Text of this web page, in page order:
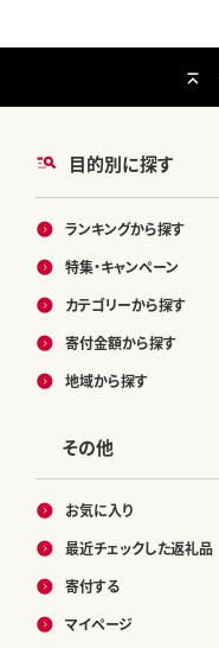
目的別に探す
ランキングから探す
特集・キャンペーン
カテゴリーから探す
寄付金額から探す
地域から探す
その他
お気に入り
最近チェックした返礼品
寄付する
マイページ